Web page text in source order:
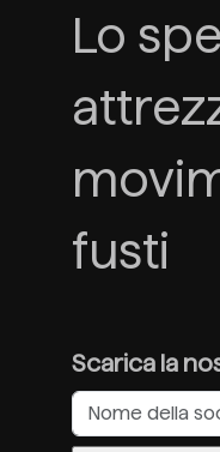
Lo
fusti
Scarica la